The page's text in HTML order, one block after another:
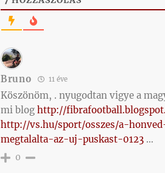
Bruno 11 éve
Köszönöm, . nyugodtan vigye a
mi blog http://
http://vs.hu/sport/osszes/a-
megtalalta-az-uj-puskast-0123 …
0